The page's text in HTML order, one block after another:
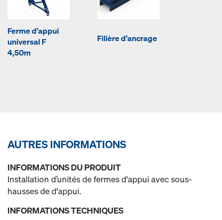
Ferme d'appui
universal F
4,50m
Filière d'ancrage
AUTRES INFORMATIONS
INFORMATIONS DU PRODUIT
Installation d’unités de fermes d'appui avec sous-
hausses de d'appui.
INFORMATIONS TECHNIQUES